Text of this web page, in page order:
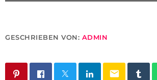
GESCHRIEBEN VON: ADMIN
email